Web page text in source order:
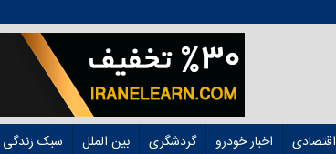
اقتصادی اخبار خودرو گردشگری بین الملل سبک زندگی